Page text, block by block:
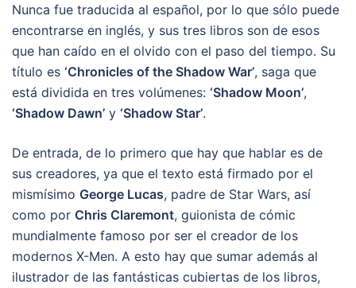
Nunca fue traducida al español, por lo que sólo puede
encontrarse en inglés, y sus tres libros son de esos
que han caído en el olvido con el paso del tiempo. Su
título es ‘Chronicles of the Shadow War’, saga que
está dividida en tres volúmenes: ‘Shadow Moon’,
‘Shadow Dawn’ y ‘Shadow Star’.
De entrada, de lo primero que hay que hablar es de
sus creadores, ya que el texto está firmado por el
mismísimo George Lucas, padre de Star Wars, así
como por Chris Claremont, guionista de cómic
mundialmente famoso por ser el creador de los
modernos X-Men. A esto hay que sumar además al
ilustrador de las fantásticas cubiertas de los libros,